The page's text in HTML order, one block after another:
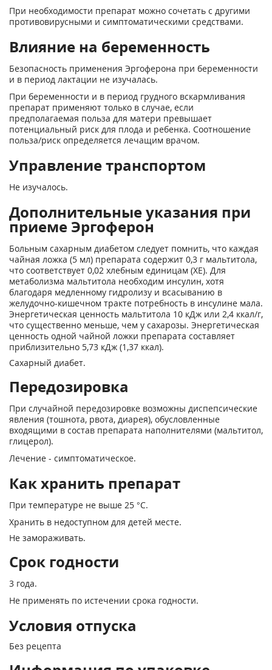
При необходимости препарат можно сочетать с другими
противовирусными и симптоматическими средствами.
Влияние на беременность
Безопасность применения Эргоферона при беременности
и в период лактации не изучалась.
При беременности и в период грудного вскармливания
препарат применяют только в случае, если
предполагаемая польза для матери превышает
потенциальный риск для плода и ребенка. Соотношение
польза/риск определяется лечащим врачом.
Управление транспортом
Не изучалось.
Дополнительные указания при
приеме Эргоферон
Больным сахарным диабетом следует помнить, что каждая
чайная ложка (5 мл) препарата содержит 0,3 г мальтитола,
что соответствует 0,02 хлебным единицам (ХЕ). Для
метаболизма мальтитола необходим инсулин, хотя
благодаря медленному гидролизу и всасыванию в
желудочно-кишечном тракте потребность в инсулине мала.
Энергетическая ценность мальтитола 10 кДж или 2,4 ккал/г,
что существенно меньше, чем у сахарозы. Энергетическая
ценность одной чайной ложки препарата составляет
приблизительно 5,73 кДж (1,37 ккал).
Сахарный диабет.
Передозировка
При случайной передозировке возможны диспепсические
явления (тошнота, рвота, диарея), обусловленные
входящими в состав препарата наполнителями (мальтитол,
глицерол).
Лечение - симптоматическое.
Как хранить препарат
При температуре не выше 25 °С.
Хранить в недоступном для детей месте.
Не замораживать.
Срок годности
3 года.
Не применять по истечении срока годности.
Условия отпуска
Без рецепта